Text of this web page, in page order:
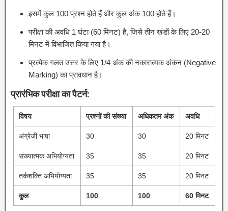
इसमें कुल 100 प्रश्न होते हैं और कुल अंक 100 होते हैं।
परीक्षा की अवधि 1 घंटा (60 मिनट) है, जिसे तीन खंडों के लिए 20-20
मिनट में विभाजित किया गया है।
प्रत्येक गलत उत्तर के लिए 1/4 अंक की नकारात्मक अंकन (Negative
Marking) का प्रावधान है।
प्रारंभिक परीक्षा का पैटर्न:
विषय प्रश्नों की संख्या अधिकतम अंक अवधि
अंग्रेजी भाषा 30 30 20 मिनट
संख्यात्मक अभियोग्यता 35 35 20 मिनट
तर्कशक्ति अभियोग्यता 35 35 20 मिनट
कुल 100 100 60 मिनट